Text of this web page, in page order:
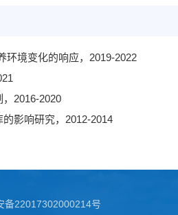
境变化的响应， 2019-2022
2016-2020
影响研究， 2012-2014
备22017302000214号